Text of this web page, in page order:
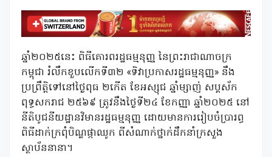
ឆ្នាំ២០២៥នេះ ពិធីគោរពរដ្ឋធម្មនុញ្ញ នៃព្រះរាជាណាចក្រ
កម្ពុជា រំលឹកខួបលើកទី៣២ «ទិវាប្រកាសរដ្ឋធម្មនុញ្ញ» នឹង
ប្រព្រឹត្តិទៅនៅថ្ងៃពុធ ២កើត ខែអស្សុជ ឆ្នាំម្សាញ់ សប្តស័ក
ពុទ្ធសករាជ ២៥៦៩ ត្រូវនឹងថ្ងៃទី២៤ ខែកញ្ញា ឆ្នាំ២០២៥ នៅ
នីតិបូជនីយដ្ឋានវិមានរដ្ឋធម្មនុញ្ញ ដោយមានការរៀបចំប្រារព្ធ
ពិធីដាក់ក្រពុំបិណ្ឌផ្កាឈូក ពីសំណាក់ថ្នាក់ដឹកនាំក្រសួង
ស្ថាប័ននានា។